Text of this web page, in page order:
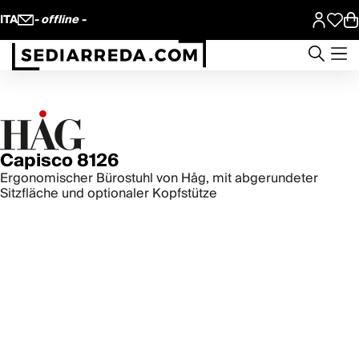
ITA - offline -
Capisco 8126
Ergonomischer Bürostuhl von Håg, mit abgerundeter
Sitzfläche und optionaler Kopfstütze